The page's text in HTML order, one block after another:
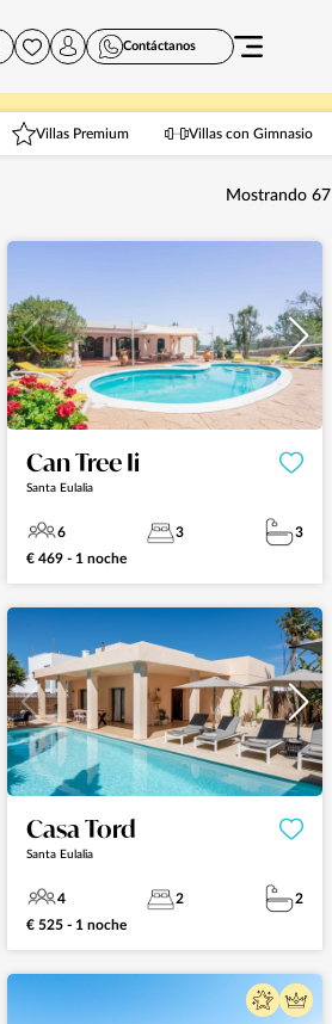
Contáctanos
Villas Premium Villas con Gimnasio
Mostrando 67
Can Tree Ii
Santa Eulalia
6 3
3
€ 469 - 1 noche
Casa Tord
Santa Eulalia
4 2
2
€ 525 - 1 noche